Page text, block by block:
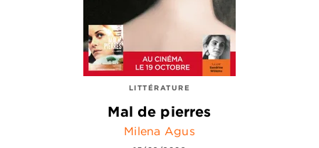
LITTÉRATURE
Mal de pierres
Milena Agus